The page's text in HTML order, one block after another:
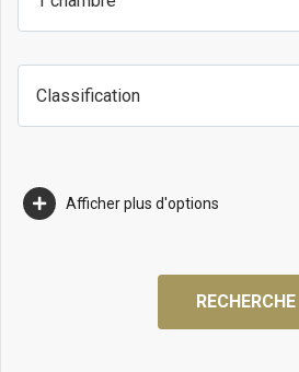
Afficher plus d'options
RECHERCHE